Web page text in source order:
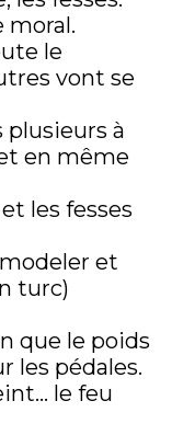
moral.
le
vont se
plusieurs à
en même
les fesses
et
turc)
que le poids
les pédales.
le feu